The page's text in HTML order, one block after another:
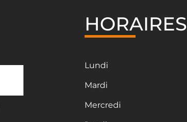
HORAIRES
Lundi
Mardi
Mercredi